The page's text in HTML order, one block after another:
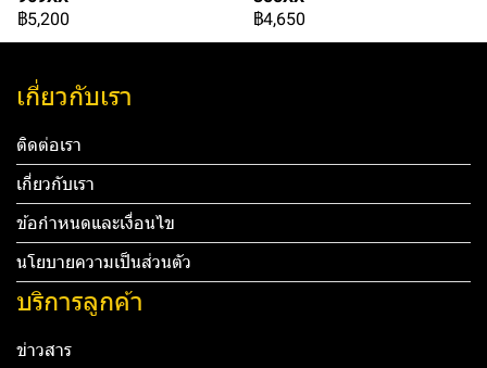
฿5,200
฿4,650
เกี่ยวกับเรา
ติดต่อเรา
เกี่ยวกับเรา
ข้อกำหนดและเงื่อนไข
นโยบายความเป็นส่วนตัว
บริการลูกค้า
ข่าวสาร